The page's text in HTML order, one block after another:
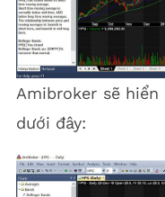
Amibroker sẽ
dưới đây: